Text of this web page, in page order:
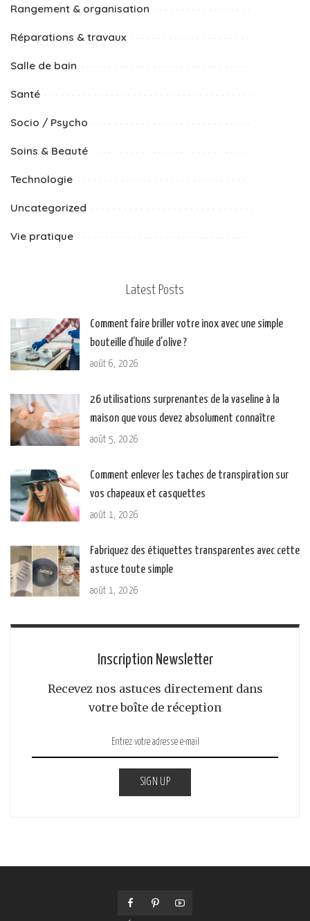
Rangement & organisation
Réparations & travaux
Salle de bain
Santé
Socio / Psycho
Soins & Beauté
Technologie
Uncategorized
Vie pratique
Latest Posts
Comment faire briller votre inox avec une simple
bouteille d’huile d’olive ?
août 6, 2026
26 utilisations surprenantes de la vaseline à la
maison que vous devez absolument connaître
août 5, 2026
Comment enlever les taches de transpiration sur
vos chapeaux et casquettes
août 1, 2026
Fabriquez des étiquettes transparentes avec cette
astuce toute simple
août 1, 2026
Inscription Newsletter
Recevez nos astuces directement dans
votre boîte de réception
SIGN UP